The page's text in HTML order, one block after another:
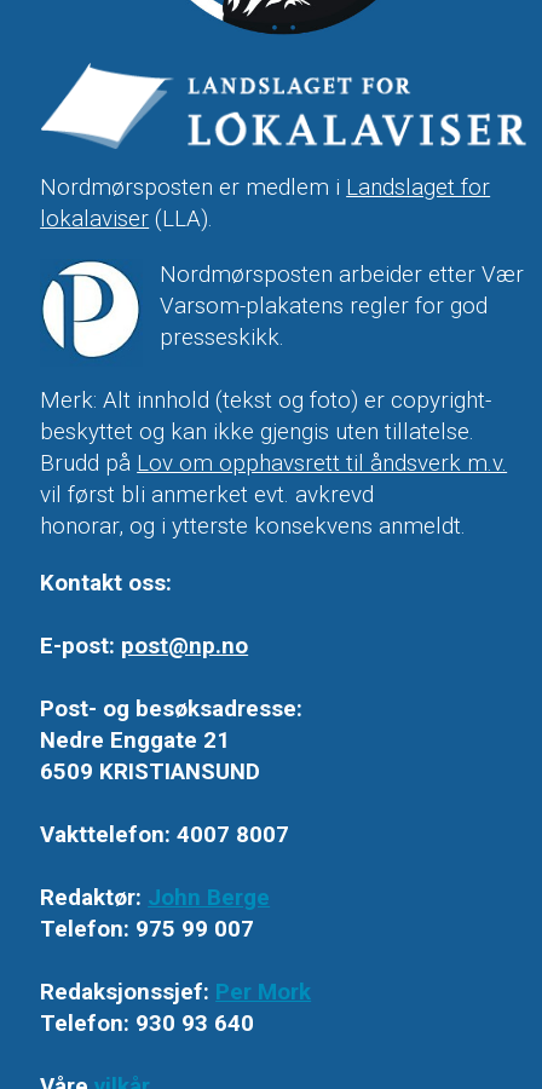
Nordmørsposten er medlem i Landslaget for
lokalaviser (LLA).
Nordmørsposten arbeider etter Vær
Varsom-plakatens regler for god
presseskikk.
Merk: Alt innhold (tekst og foto) er copyright-
beskyttet og kan ikke gjengis uten tillatelse.
Brudd på Lov om opphavsrett til åndsverk m.v.
vil først bli anmerket evt. avkrevd
honorar, og i ytterste konsekvens anmeldt.
Kontakt oss:
E-post: post@np.no
Post- og besøksadresse:
Nedre Enggate 21
6509 KRISTIANSUND
Vakttelefon: 4007 8007
Redaktør: John Berge
Telefon: 975 99 007
Redaksjonssjef: Per Mork
Telefon: 930 93 640